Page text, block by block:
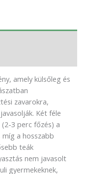
amely külsőleg és
zavarokra,
Két féle
3 perc főzés) a
a hosszabb
teák
nem javasolt
gyermekeknek,